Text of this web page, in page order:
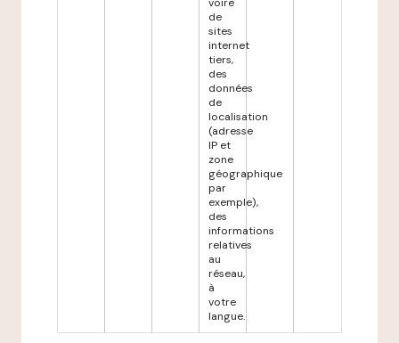
de
sites
internet
tiers,
des
données
de
localisation
(adresse
IP et
zone
géographique
par
exemple),
des
informations
relatives
au
réseau,
à
votre
langue.